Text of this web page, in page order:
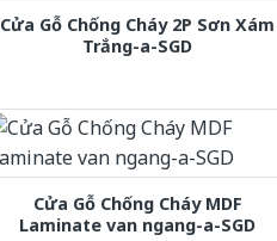
Cửa Gỗ Chống Cháy 2P Sơn Xám
Trắng-a-SGD
Cửa Gỗ Chống Cháy MDF
Laminate van ngang-a-SGD